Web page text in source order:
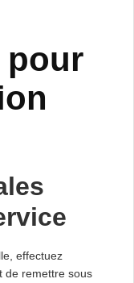
pour
effectuez
de remettre sous